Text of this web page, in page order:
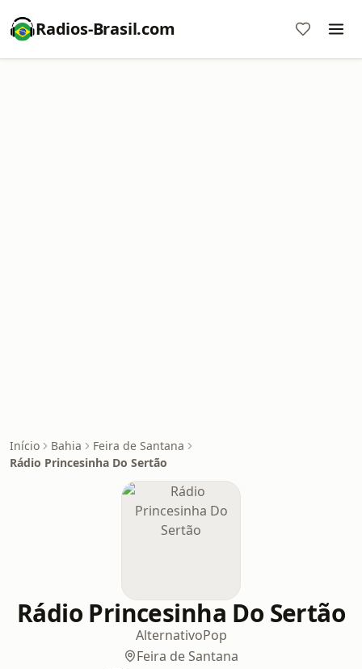
Radios-Brasil.com
Início Bahia
Feira de Santana
Rádio Princesinha Do Sertão
Rádio Princesinha Do Sertão
AlternativoPop
Feira de Santana